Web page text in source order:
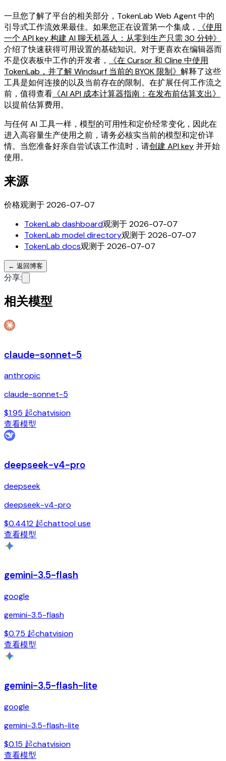
一旦您了解了平台的相关部分，TokenLab Web Agent 中的
引导式工作流效果最佳。如果您正在设置第一个集成，
《使用
一个 API key 构建 AI 聊天机器人：从零到生产只需 30 分钟》
介绍了快速获得可用设置的基础知识。对于更喜欢在编辑器而
不是仪表板中工作的开发者，
《在 Cursor 和 Cline 中使用
TokenLab，并了解 Windsurf 当前的 BYOK 限制》 解释了这些
工具是如何连接的以及当前存在的限制。在扩展任何工作流之
前，值得查看 《AI API 成本计算器指南：在发布前估算支出》
以提前估算费用。
与任何 AI 工具一样，模型的可用性和定价经常变化，因此在
进入高容量生产使用之前，请务必核实当前的模型和定价详
情。当您准备好亲自尝试该工作流时，请创建 API key并开始
使用。
来源
价格观测于 2026-07-07
TokenLab dashboard观测于 2026-07-07
TokenLab model directory观测于 2026-07-07
TokenLab docs观测于 2026-07-07
← 返回博客
分享:
相关模型
claude-sonnet-5
anthropic
claude-sonnet-5
$1.95 起chatvision
查看模型
deepseek-v4-pro
deepseek
deepseek-v4-pro
$0.4412 起chattool use
查看模型
gemini-3.5-flash
google
gemini-3.5-flash
$0.75 起chatvision
查看模型
gemini-3.5-flash-lite
google
gemini-3.5-flash-lite
$0.15 起chatvision
查看模型